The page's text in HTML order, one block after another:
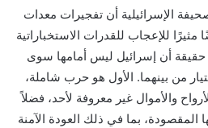
الإسرائيلية أن تفجيرات معدات
للإعجاب للقدرات الاستخباراتية
حقيقة أن إسرائيل ليس أمامها سوى
من بينهما. الأول هو حرب شاملة،
والأموال غير معروفة لأحد، فضلاً
المقصودة، بما في ذلك العودة الآمنة